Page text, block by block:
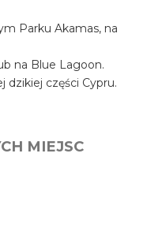
Parku Akamas, na
na Blue Lagoon.
dzikiej części Cypru.
MIEJSC